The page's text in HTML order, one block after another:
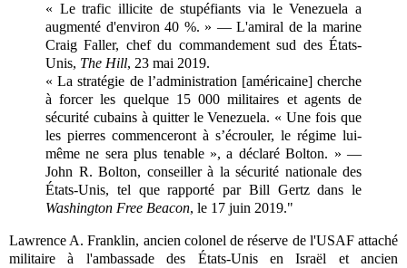
« Le trafic illicite de stupéfiants via le Venezuela a
augmenté d'environ 40 %. » — L'amiral de la marine
Craig Faller, chef du commandement sud des États-
Unis, The Hill, 23 mai 2019.
« La stratégie de l’administration [américaine] cherche
à forcer les quelque 15 000 militaires et agents de
sécurité cubains à quitter le Venezuela. « Une fois que
les pierres commenceront à s’écrouler, le régime lui-
même ne sera plus tenable », a déclaré Bolton. » —
John R. Bolton, conseiller à la sécurité nationale des
États-Unis, tel que rapporté par Bill Gertz dans le
Washington Free Beacon, le 17 juin 2019."
Lawrence A. Franklin, ancien colonel de réserve de l'USAF attaché
militaire à l'ambassade des États-Unis en Israël et ancien